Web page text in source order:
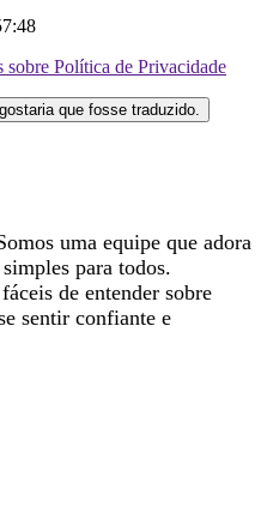
sobre Política de Privacidade
que fosse traduzido.
uma equipe que adora
para todos.
de entender sobre
sentir confiante e